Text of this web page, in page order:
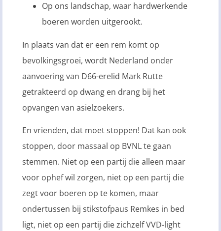
Op ons landschap, waar hardwerkende
boeren worden uitgerookt.
In plaats van dat er een rem komt op
bevolkingsgroei, wordt Nederland onder
aanvoering van D66-erelid Mark Rutte
getrakteerd op dwang en drang bij het
opvangen van asielzoekers.
En vrienden, dat moet stoppen! Dat kan ook
stoppen, door massaal op BVNL te gaan
stemmen. Niet op een partij die alleen maar
voor ophef wil zorgen, niet op een partij die
zegt voor boeren op te komen, maar
ondertussen bij stikstofpaus Remkes in bed
ligt, niet op een partij die zichzelf VVD-light